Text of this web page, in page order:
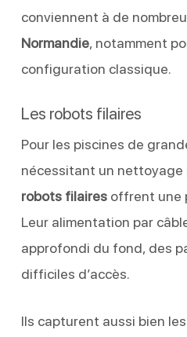
conviennent à de
Normandie, notamment
configuration classique.
Les robots filaires
Pour les piscines de
nécessitant un nettoyage
robots filairesoffrent une
Leur alimentation par
approfondi du fond, des
difficiles d’accès.
Ils capturent aussi bien